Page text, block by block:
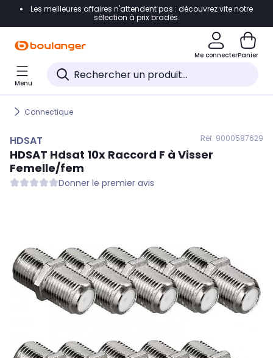
Accéder directement à la navigation
Accéder directement au pied de page
Accéder directement au chatbot
Les meilleures affaires n'attendent pas : découvrez vite notre
sélection à prix bradés.
Me connecterPanier
Menu
Connectique
HDSAT Réf. 9000587629
HDSAT Hdsat 10x Raccord F à Visser
Femelle/fem
Donner le premier avis